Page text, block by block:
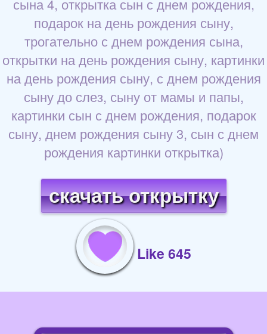
сына 4, открытка сын с днем рождения,
подарок на день рождения сыну,
трогательно с днем рождения сына,
открытки на день рождения сыну, картинки
на день рождения сыну, с днем рождения
сыну до слез, сыну от мамы и папы,
картинки сын с днем рождения, подарок
сыну, днем рождения сыну 3, сын с днем
рождения картинки открытка)
скачать открытку
Like 645